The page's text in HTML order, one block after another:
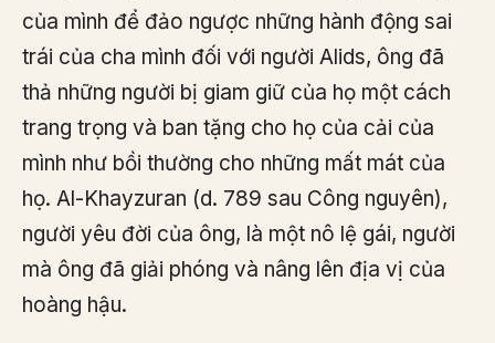
của mình để đảo ngược những hành động sai
trái của cha mình đối với người Alids, ông đã
thả những người bị giam giữ của họ một cách
trang trọng và ban tặng cho họ của cải của
mình như bồi thường cho những mất mát của
họ. Al-Khayzuran (d. 789 sau Công nguyên),
người yêu đời của ông, là một nô lệ gái, người
mà ông đã giải phóng và nâng lên địa vị của
hoàng hậu.